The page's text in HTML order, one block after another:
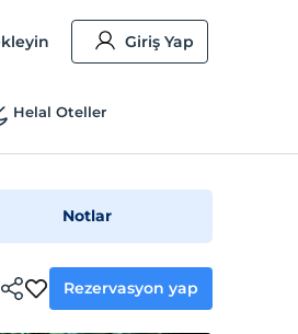
Giriş Yap
Helal Oteller
Notlar
Rezervasyon yap